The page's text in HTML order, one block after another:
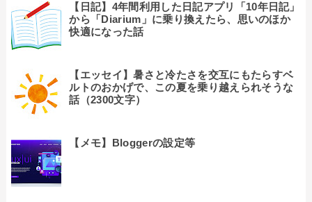
【日記】4年間利用した日記アプリ「10年日記」
から「Diarium」に乗り換えたら、思いのほか
快適になった話
【エッセイ】暑さと冷たさを交互にもたらすベ
ルトのおかげで、この夏を乗り越えられそうな
話（2300文字）
【メモ】Bloggerの設定等